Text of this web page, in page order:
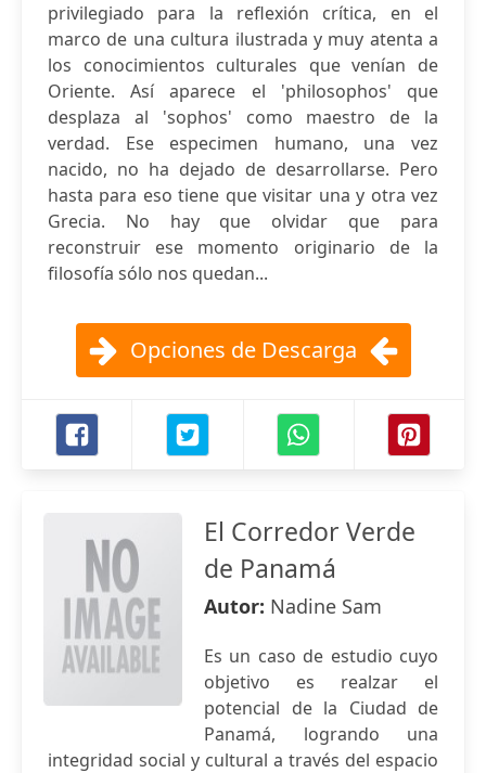
privilegiado para la reflexión crítica, en el
marco de una cultura ilustrada y muy atenta a
los conocimientos culturales que venían de
Oriente. Así aparece el 'philosophos' que
desplaza al 'sophos' como maestro de la
verdad. Ese especimen humano, una vez
nacido, no ha dejado de desarrollarse. Pero
hasta para eso tiene que visitar una y otra vez
Grecia. No hay que olvidar que para
reconstruir ese momento originario de la
filosofía sólo nos quedan...
Opciones de Descarga
El Corredor Verde
de Panamá
Autor: Nadine Sam
Es un caso de estudio cuyo
objetivo es realzar el
potencial de la Ciudad de
Panamá, logrando una
integridad social y cultural a través del espacio